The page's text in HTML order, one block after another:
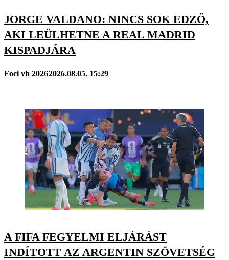
JORGE VALDANO: NINCS SOK EDZŐ,
AKI LEÜLHETNE A REAL MADRID
KISPADJÁRA
Foci vb 20262026.08.05. 15:29
A FIFA FEGYELMI ELJÁRÁST
INDÍTOTT AZ ARGENTIN SZÖVETSÉG